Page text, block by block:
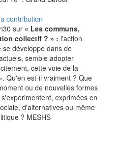
contribution
sur « Les communs,
collectif ? » : l'action
développe dans de
semble adopter
cette voie de la
Qu'en est-il vraiment ? Que
ou de nouvelles formes
exprimées en
d'alternatives ou même
? MESHS